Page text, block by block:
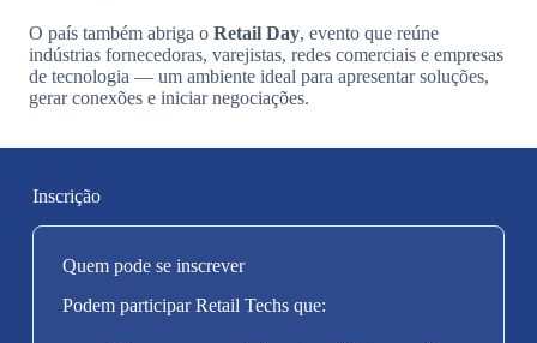
O país também abriga o Retail Day, evento que reúne
indústrias fornecedoras, varejistas, redes comerciais e empresas
de tecnologia — um ambiente ideal para apresentar soluções,
gerar conexões e iniciar negociações.
Inscrição
Quem pode se inscrever
Podem participar Retail Techs que: